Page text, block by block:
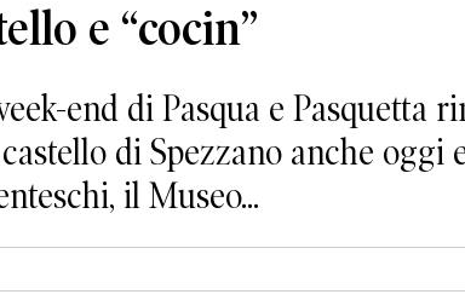
e “cocin”
end di Pasqua e Pasquetta
di Spezzano anche oggi
il Museo...